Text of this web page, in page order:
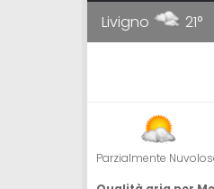
Livigno 21°
Parzialmente